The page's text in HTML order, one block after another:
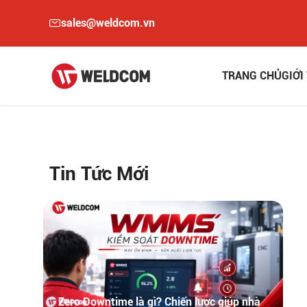
sales@weldcom.vn
TRANG CHỦGIỚI
Tin Tức Mới
Zero Downtime là gì? Chiến lược giúp nhà